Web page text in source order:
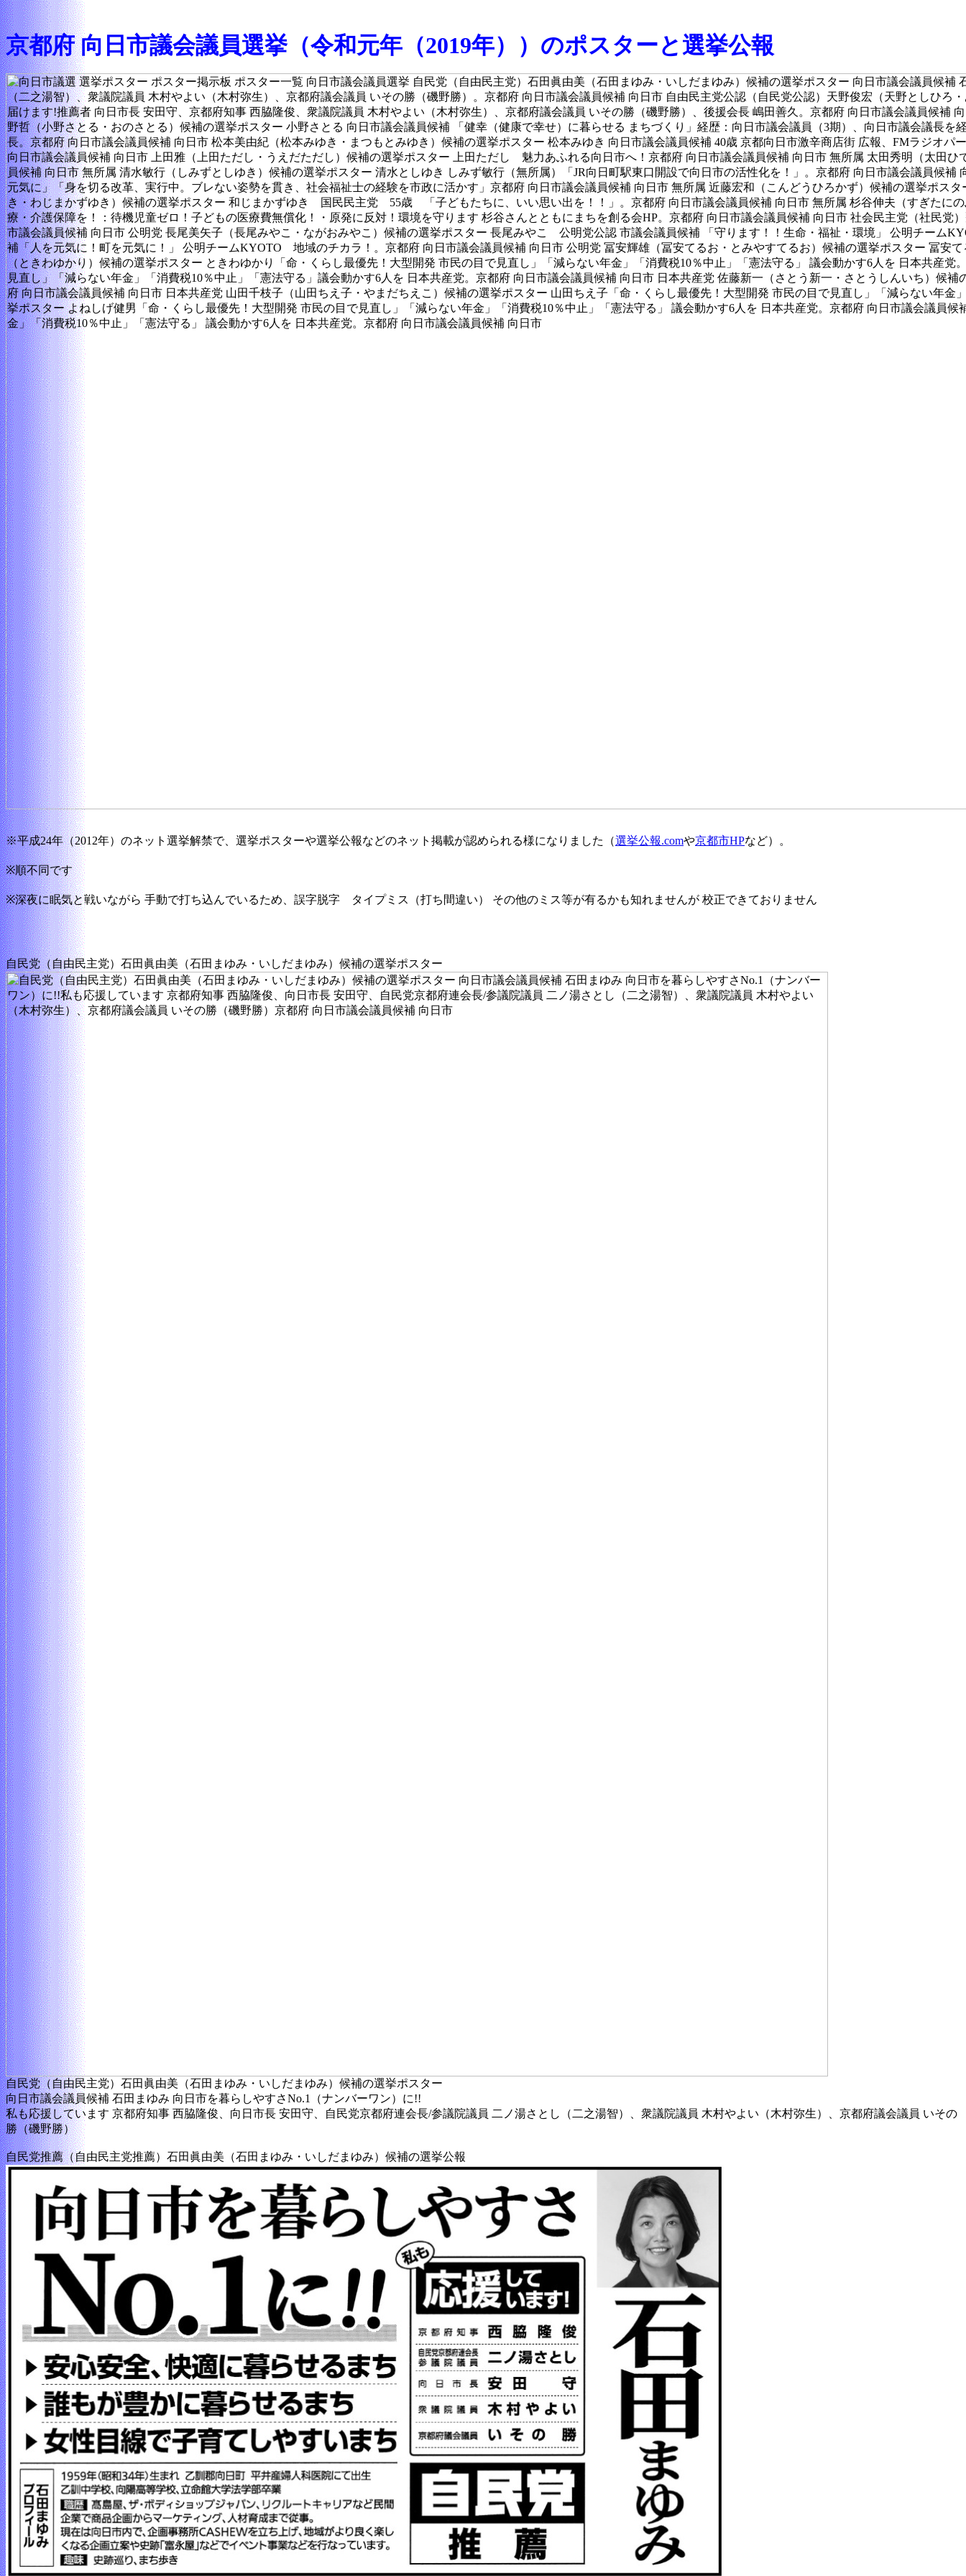
京都府 向日市議会議員選挙（令和元年（2019年））のポスターと選挙公報
※平成24年（2012年）のネット選挙解禁で、選挙ポスターや選挙公報などのネット掲載が認められる様になりました（選挙公報.comや京都市HPなど）。
※順不同です
※深夜に眠気と戦いながら 手動で打ち込んでいるため、誤字脱字 タイプミス（打ち間違い） その他のミス等が有るかも知れませんが 校正できておりません
自民党（自由民主党）石田眞由美（石田まゆみ・いしだまゆみ）候補の選挙ポスター
自民党（自由民主党）石田眞由美（石田まゆみ・いしだまゆみ）候補の選挙ポスター
向日市議会議員候補 石田まゆみ 向日市を暮らしやすさNo.1（ナンバーワン）に!!
私も応援しています 京都府知事 西脇隆俊、向日市長 安田守、自民党京都府連会長/参議院議員 二ノ湯さとし（二之湯智）、衆議院議員 木村やよい（木村弥生）、京都府議会議員 いその
勝（磯野勝）
自民党推薦（自由民主党推薦）石田眞由美（石田まゆみ・いしだまゆみ）候補の選挙公報